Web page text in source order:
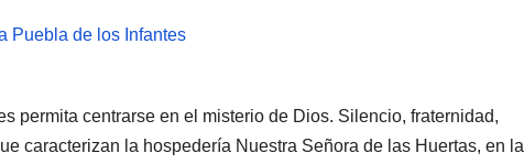
permita centrarse en el misterio de Dios. Silencio, fraternidad,
caracterizan la hospedería Nuestra Señora de las Huertas, en la